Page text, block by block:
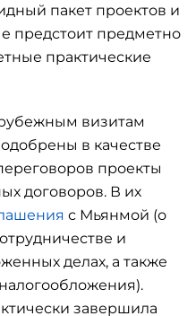
пакет проектов и
предстоит предметно
практические
визитам
в качестве
проекты
договоров. В их
с Мьянмой (о
и
делах, а также
завершила